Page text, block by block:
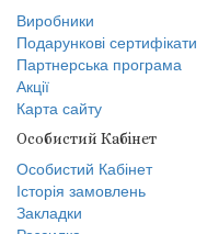
Виробники
Подарункові сертифікати
Партнерська програма
Акції
Карта сайту
Особистий Кабінет
Особистий Кабінет
Історія замовлень
Закладки